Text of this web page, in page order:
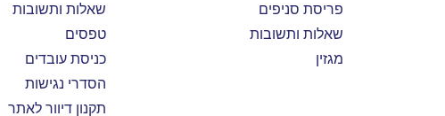
פריסת סניפים
שאלות ותשובות
מגזין
שאלות ותשובות
טפסים
כניסת עובדים
הסדרי נגישות
תקנון דיוור לאתר